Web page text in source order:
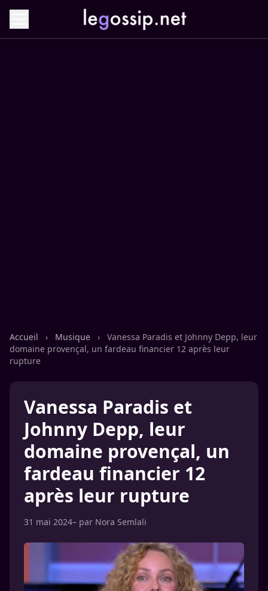
Accueil › Musique ›
Vanessa Paradis et Johnny Depp, leur
domaine provençal, un fardeau financier 12 après leur
rupture
Vanessa Paradis et
Johnny Depp, leur
domaine provençal, un
fardeau financier 12
après leur rupture
31 mai 2024– par Nora Semlali